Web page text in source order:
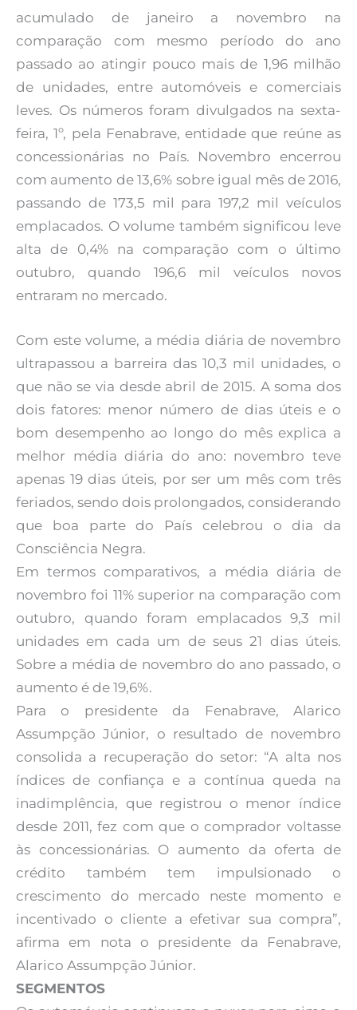
acumulado de janeiro a novembro na
comparação com mesmo período do ano
passado ao atingir pouco mais de 1,96 milhão
de unidades, entre automóveis e comerciais
leves. Os números foram divulgados na sexta-
feira, 1º, pela Fenabrave, entidade que reúne as
concessionárias no País. Novembro encerrou
com aumento de 13,6% sobre igual mês de 2016,
passando de 173,5 mil para 197,2 mil veículos
emplacados. O volume também significou leve
alta de 0,4% na comparação com o último
outubro, quando 196,6 mil veículos novos
entraram no mercado.
Com este volume, a média diária de novembro
ultrapassou a barreira das 10,3 mil unidades, o
que não se via desde abril de 2015. A soma dos
dois fatores: menor número de dias úteis e o
bom desempenho ao longo do mês explica a
melhor média diária do ano: novembro teve
apenas 19 dias úteis, por ser um mês com três
feriados, sendo dois prolongados, considerando
que boa parte do País celebrou o dia da
Consciência Negra.
Em termos comparativos, a média diária de
novembro foi 11% superior na comparação com
outubro, quando foram emplacados 9,3 mil
unidades em cada um de seus 21 dias úteis.
Sobre a média de novembro do ano passado, o
aumento é de 19,6%.
Para o presidente da Fenabrave, Alarico
Assumpção Júnior, o resultado de novembro
consolida a recuperação do setor: “A alta nos
índices de confiança e a contínua queda na
inadimplência, que registrou o menor índice
desde 2011, fez com que o comprador voltasse
às concessionárias. O aumento da oferta de
crédito também tem impulsionado o
crescimento do mercado neste momento e
incentivado o cliente a efetivar sua compra”,
afirma em nota o presidente da Fenabrave,
Alarico Assumpção Júnior.
SEGMENTOS